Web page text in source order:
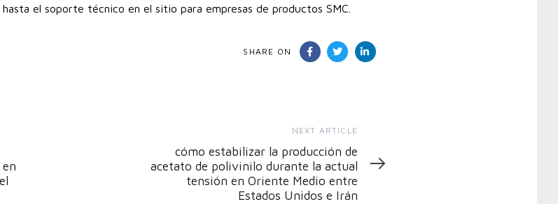
el soporte técnico en el sitio para empresas de productos SMC.
SHARE ON
NEXT ARTICLE
cómo estabilizar la producción de
acetato de polivinilo durante la actual
tensión en Oriente Medio entre
Estados Unidos e Irán